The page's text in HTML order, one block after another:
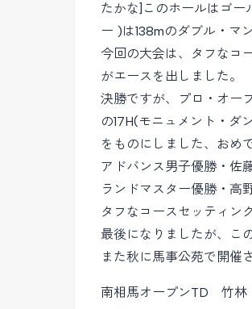
たかな]このホールはゴー
ー )は138mのダブル・マ
今回の大会は、タフなコ
がエースを出しました。
決勝ですが、プロ・オー
の17H(モニュメント・ダ
をものにしました、おめ
アドバンス男子優勝・佐
ランドマスター優勝・高
タフなコースセッティン
最後になりましたが、こ
また秋に馬事公苑で開催
南相馬オープンTD 竹